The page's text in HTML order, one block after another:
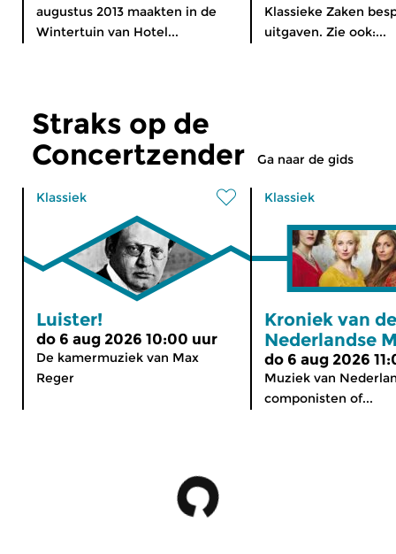
augustus 2013 maakten in de
Wintertuin van Hotel...
Klassieke Zaken
uitgaven. Zie ook:...
Straks op de
Concertzender
Ga naar de gids
Klassiek
Luister!
do 6 aug 2026 10:00 uur
De kamermuziek van Max
Reger
Klassiek
Kroniek van de
Nederlandse
do 6 aug 2026
Muziek van
componisten of...